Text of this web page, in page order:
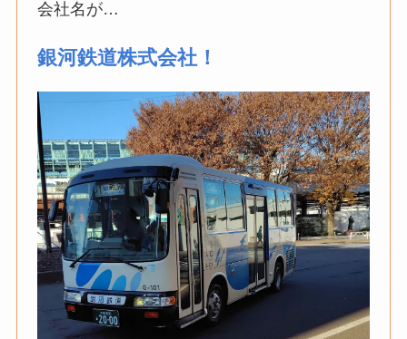
会社名が…
銀河鉄道株式会社！